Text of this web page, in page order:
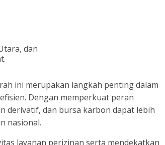
dan
ini merupakan langkah penting dalam
Dengan memperkuat peran
derivatif, dan bursa karbon dapat lebih
nasional.
layanan perizinan serta mendekatkan